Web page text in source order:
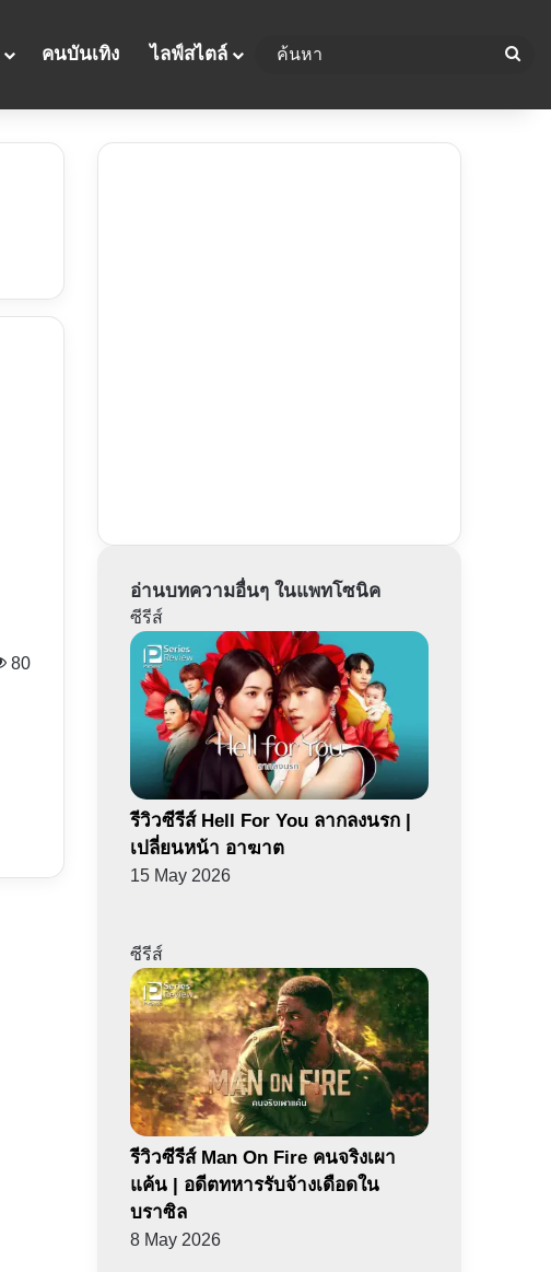
คนบันเทิง ไลฟ์สไตล์
80
อ่านบทความอื่นๆ ในแพทโซนิค
ซีรีส์
รีวิวซีรีส์ Hell For You ลากลงนรก |
เปลี่ยนหน้า อาฆาต
15 May 2026
ซีรีส์
รีวิวซีรีส์ Man On Fire คนจริงเผา
แค้น | อดีตทหารรับจ้างเดือดใน
บราซิล
8 May 2026